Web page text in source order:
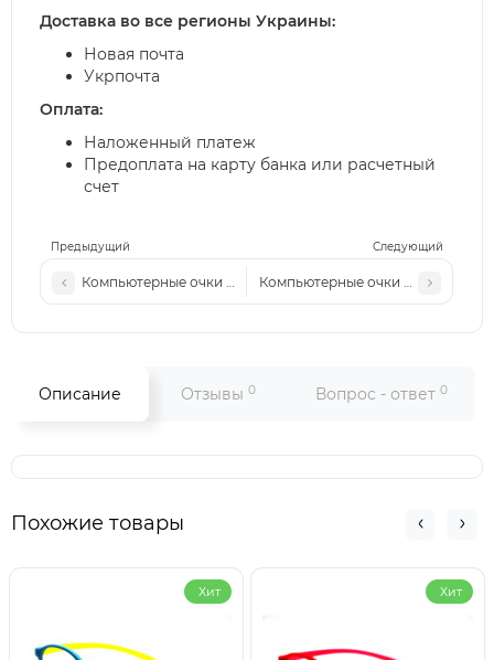
Предыдущий Следующий
Компьютерные очки MM 7016 с4 золото-коричневые
Компьютерные очки MM 7016 с2
Доставка во все регионы Украины:
Новая почта
Укрпочта
Оплата:
Наложенный платеж
Предоплата на карту банка или расчетный
счет
Описание Отзывы 0 Вопрос - ответ 0
Похожие товары
Хит Хит